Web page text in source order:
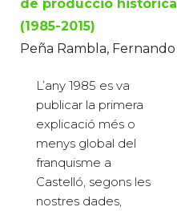
de producció històrica
(1985-2015)
Peña Rambla, Fernando
L’any 1985 es va
publicar la primera
explicació més o
menys global del
franquisme a
Castelló, segons les
nostres dades,